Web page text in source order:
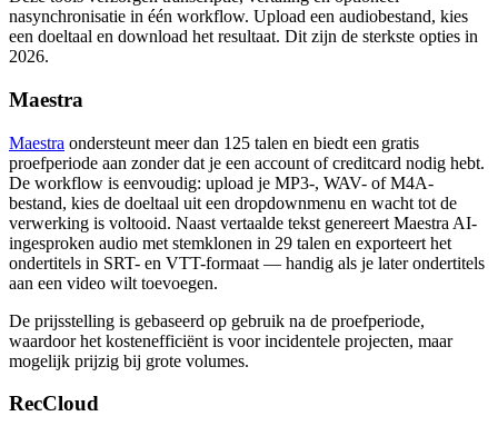
nasynchronisatie in één workflow. Upload een audiobestand, kies
een doeltaal en download het resultaat. Dit zijn de sterkste opties in
2026.
Maestra
Maestra ondersteunt meer dan 125 talen en biedt een gratis
proefperiode aan zonder dat je een account of creditcard nodig hebt.
De workflow is eenvoudig: upload je MP3-, WAV- of M4A-
bestand, kies de doeltaal uit een dropdownmenu en wacht tot de
verwerking is voltooid. Naast vertaalde tekst genereert Maestra AI-
ingesproken audio met stemklonen in 29 talen en exporteert het
ondertitels in SRT- en VTT-formaat — handig als je later ondertitels
aan een video wilt toevoegen.
De prijsstelling is gebaseerd op gebruik na de proefperiode,
waardoor het kostenefficiënt is voor incidentele projecten, maar
mogelijk prijzig bij grote volumes.
RecCloud